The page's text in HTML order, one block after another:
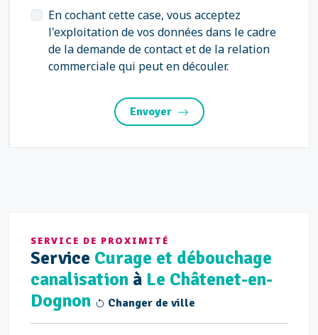
En cochant cette case, vous acceptez
l'exploitation de vos données dans le cadre
de la demande de contact et de la relation
commerciale qui peut en découler.
Envoyer
SERVICE DE PROXIMITÉ
Service Curage et débouchage
canalisation à Le Châtenet-en-
Dognon
Changer de ville